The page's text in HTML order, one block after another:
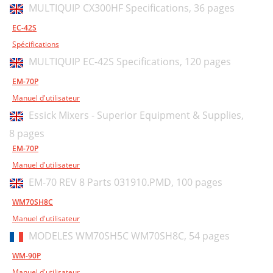
MULTIQUIP CX300HF Specifications, 36 pages
EC-42S
Spécifications
MULTIQUIP EC-42S Specifications, 120 pages
EM-70P
Manuel d'utilisateur
Essick Mixers - Superior Equipment & Supplies,
8 pages
EM-70P
Manuel d'utilisateur
EM-70 REV 8 Parts 031910.PMD, 100 pages
WM70SH8C
Manuel d'utilisateur
MODELES WM70SH5C WM70SH8C, 54 pages
WM-90P